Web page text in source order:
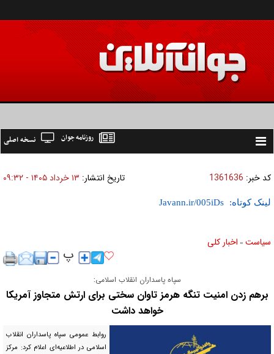
Toggle
نسخه اصلی روزنامه جوان
کد خبر: 1361636 تاریخ انتشار: ۱۳ خرداد ۱۴۰۵ - ۰۹:۳۲
لینک کوتاه:
سیاست » اخبار کلی
سپاه پاسداران انقلاب اسلامی:
برهم زدن امنیت تنگه هرمز تاوان سختی برای ارتش متجاوز آمریکا
خواهد داشت
روابط عمومی سپاه پاسداران انقلاب
اسلامی در اطلاعیه‌ای اعلام کرد: مرکز